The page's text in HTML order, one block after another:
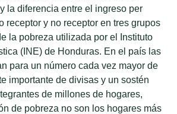
la diferencia entre el ingreso per
receptor y no receptor en tres grupos
la pobreza utilizada por el Instituto
(INE) de Honduras. En el país las
para un número cada vez mayor de
importante de divisas y un sostén
de millones de hogares,
de pobreza no son los hogares más